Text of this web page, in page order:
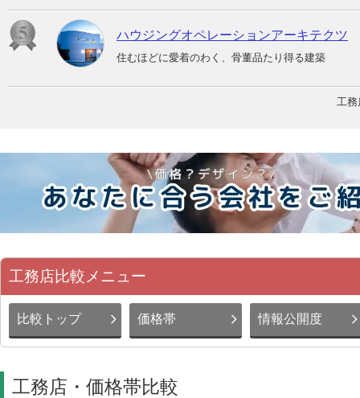
ハウジングオペレーションアーキテクツ
住むほどに愛着のわく、骨董品たり得る建築
工務
工務店比較メニュー
比較トップ 価格帯 情報公開度
工務店・価格帯比較